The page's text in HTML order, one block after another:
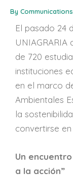
By Communications
El pasado 24
de 720
instituciones
en el marco
Ambientales
la
convertirse
Un
a la acción”